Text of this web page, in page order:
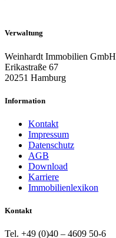
Verwaltung
Weinhardt Immobilien GmbH
Erikastraße 67
20251 Hamburg
Information
Kontakt
Impressum
Datenschutz
AGB
Download
Karriere
Immobilienlexikon
Kontakt
Tel. +49 (0)40 – 4609 50-6